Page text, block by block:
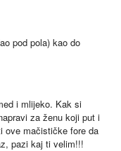
pod pola) kao do
i mlijeko. Kak si
za ženu koji put i
ove mačističke fore da
pazi kaj ti velim!!!